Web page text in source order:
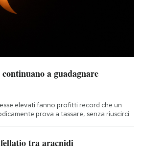
a guadagnare
elevati fanno profitti record che un
prova a tassare, senza riuscirci
tra aracnidi